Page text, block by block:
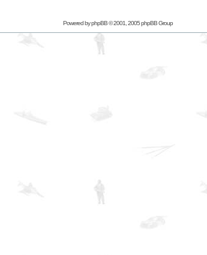
Powered byphpBB© 2001, 2005 phpBB Group